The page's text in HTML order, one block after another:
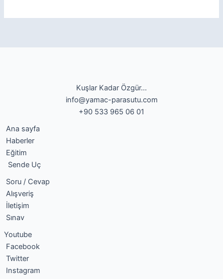
Kuşlar Kadar Özgür...
info@yamac-parasutu.com
+90 533 965 06 01
Ana sayfa
Haberler
Eğitim
Sende Uç
Soru / Cevap
Alışveriş
İletişim
Sınav
Youtube
Facebook
Twitter
Instagram